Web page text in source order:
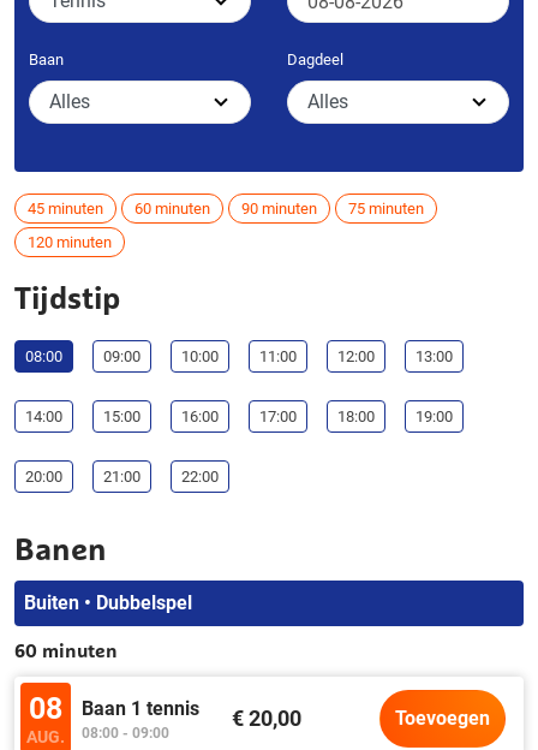
Baan Dagdeel
45 minuten 60 minuten 90 minuten
75 minuten
120 minuten
Tijdstip
08:00 09:00 10:00 11:00 12:00 13:00
14:00 15:00 16:00 17:00 18:00 19:00
20:00 21:00 22:00
Banen
Buiten • Dubbelspel
60 minuten
08
AUG.
Baan 1 tennis
08:00 - 09:00
€ 20,00 Toevoegen